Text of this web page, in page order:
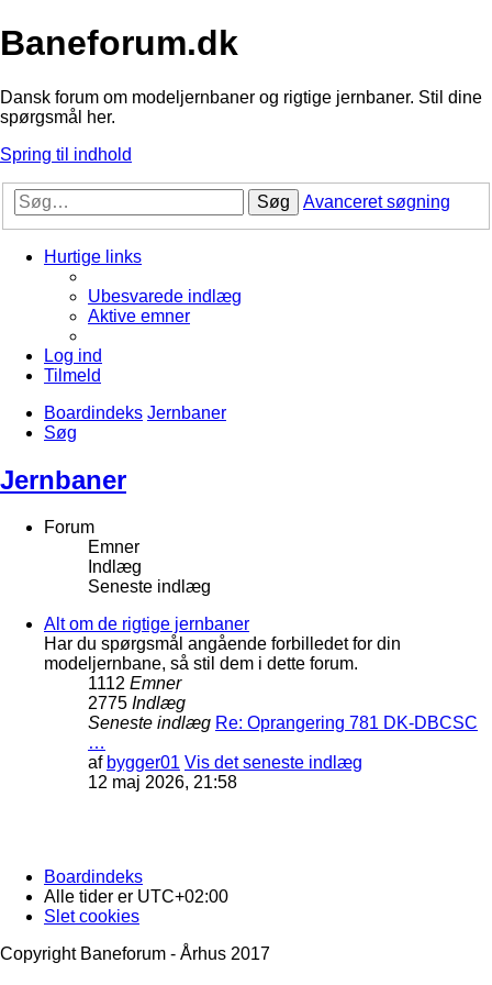
Baneforum.dk
Dansk forum om modeljernbaner og rigtige jernbaner. Stil dine
spørgsmål her.
Spring til indhold
Søg Avanceret søgning
Hurtige links
Ubesvarede indlæg
Aktive emner
Log ind
Tilmeld
Boardindeks Jernbaner
Søg
Jernbaner
Forum
Emner
Indlæg
Seneste indlæg
Alt om de rigtige jernbaner
Har du spørgsmål angående forbilledet for din
modeljernbane, så stil dem i dette forum.
1112 Emner
2775 Indlæg
Seneste indlæg Re: Oprangering 781 DK-DBCSC
…
af bygger01 Vis det seneste indlæg
12 maj 2026, 21:58
Boardindeks
Alle tider er UTC+02:00
Slet cookies
Copyright Baneforum - Århus 2017